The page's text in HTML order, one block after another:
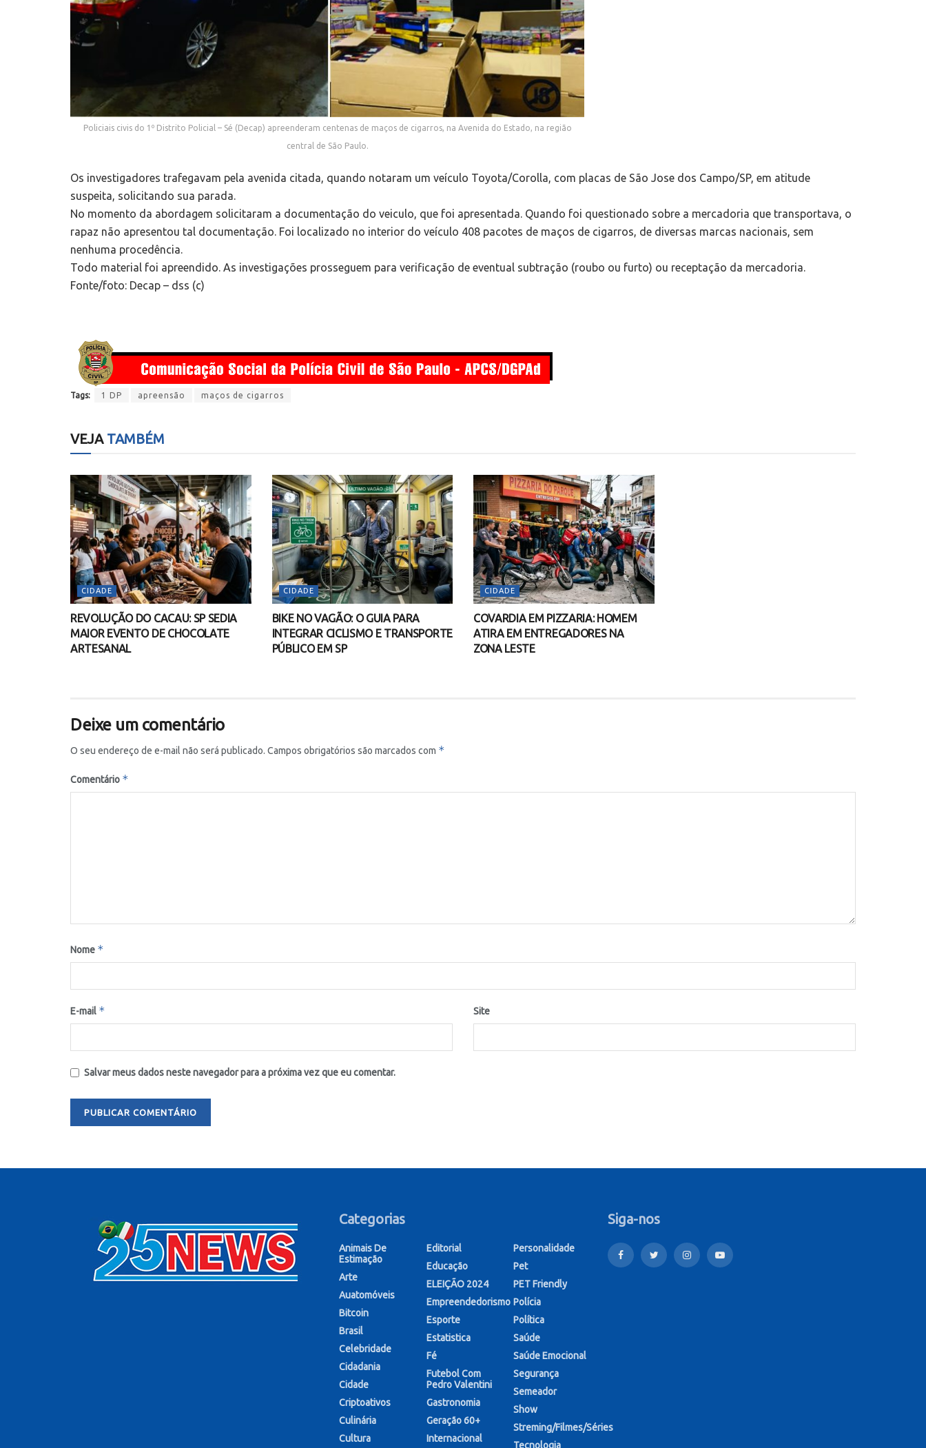
Policiais civis do 1º Distrito Policial – Sé (Decap) apreenderam centenas de maços de cigarros, na Avenida do Estado, na região
central de São Paulo.
Os investigadores trafegavam pela avenida citada, quando notaram um veículo Toyota/Corolla, com placas de São Jose dos Campo/SP, em atitude
suspeita, solicitando sua parada.
No momento da abordagem solicitaram a documentação do veiculo, que foi apresentada. Quando foi questionado sobre a mercadoria que transportava, o
rapaz não apresentou tal documentação. Foi localizado no interior do veículo 408 pacotes de maços de cigarros, de diversas marcas nacionais, sem
nenhuma procedência.
Todo material foi apreendido. As investigações prosseguem para verificação de eventual subtração (roubo ou furto) ou receptação da mercadoria.
Fonte/foto: Decap – dss (c)
Tags: 1 DP apreensão maços de cigarros
VEJATAMBÉM
CIDADE
REVOLUÇÃO DO CACAU: SP SEDIA
MAIOR EVENTO DE CHOCOLATE
ARTESANAL
CIDADE
BIKE NO VAGÃO: O GUIA PARA
INTEGRAR CICLISMO E TRANSPORTE
PÚBLICO EM SP
CIDADE
COVARDIA EM PIZZARIA: HOMEM
ATIRA EM ENTREGADORES NA
ZONA LESTE
Deixe um comentário
O seu endereço de e-mail não será publicado. Campos obrigatórios são marcados com *
Comentário *
Nome *
E-mail * Site
Salvar meus dados neste navegador para a próxima vez que eu comentar.
Categorias
Animais De
Estimação
Arte
Auatomóveis
Bitcoin
Brasil
Celebridade
Cidadania
Cidade
Criptoativos
Culinária
Cultura
Editorial
Educação
ELEIÇÃO 2024
Empreendedorismo
Esporte
Estatistica
Fé
Futebol Com
Pedro Valentini
Gastronomia
Geração 60+
Internacional
Personalidade
Pet
PET Friendly
Polícia
Política
Saúde
Saúde Emocional
Segurança
Semeador
Show
Streming/Filmes/Séries
Tecnologia
Siga-nos